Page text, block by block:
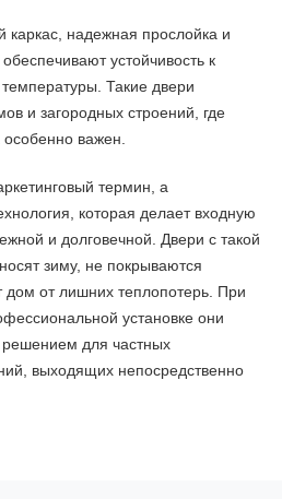
каркас, надежная прослойка и
устойчивость к
Такие двери
и загородных строений, где
особенно важен.
термин, а
которая делает входную
и долговечной. Двери с такой
зиму, не покрываются
от лишних теплопотерь. При
установке они
для частных
выходящих непосредственно